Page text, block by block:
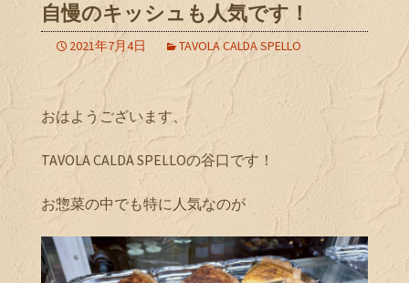
自慢のキッシュも人気です！
2021年7月4日 TAVOLA CALDA SPELLO
おはようございます、
TAVOLA CALDA SPELLOの谷口です！
お惣菜の中でも特に人気なのが